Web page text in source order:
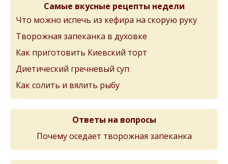
Самые вкусные рецепты недели
Что можно испечь из кефира на скорую руку
Творожная запеканка в духовке
Как приготовить Киевский торт
Диетический гречневый суп
Как солить и вялить рыбу
Ответы на вопросы
Почему оседает творожная запеканка